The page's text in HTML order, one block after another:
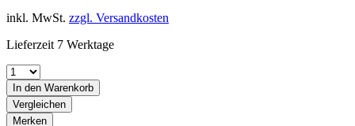
inkl. MwSt. zzgl. Versandkosten
Lieferzeit 7 Werktage
In den Warenkorb
Vergleichen
Merken